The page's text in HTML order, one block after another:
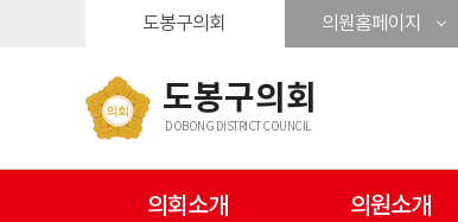
도봉구의회 의원홈페이지
도봉구의회
DOBONG DISTRICT COUNCIL
의회소개 의원소개